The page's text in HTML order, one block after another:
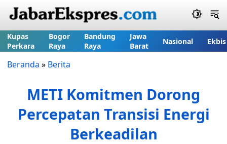
Kupas
Perkara
Bogor
Raya
Bandung
Raya
Jawa
Barat
Nasional Ekbis
Beranda » Berita
METI Komitmen Dorong
Percepatan Transisi Energi
Berkeadilan